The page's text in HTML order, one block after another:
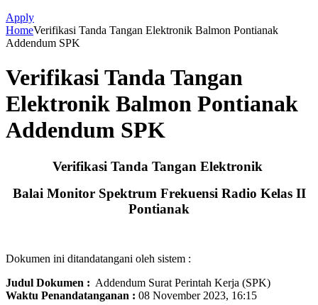
Apply
HomeVerifikasi Tanda Tangan Elektronik Balmon Pontianak
Addendum SPK
Verifikasi Tanda Tangan
Elektronik Balmon Pontianak
Addendum SPK
Verifikasi Tanda Tangan Elektronik
Balai Monitor Spektrum Frekuensi Radio Kelas II
Pontianak
Dokumen ini ditandatangani oleh sistem :
Judul Dokumen : Addendum Surat Perintah Kerja (SPK)
Waktu Penandatanganan : 08 November 2023, 16:15